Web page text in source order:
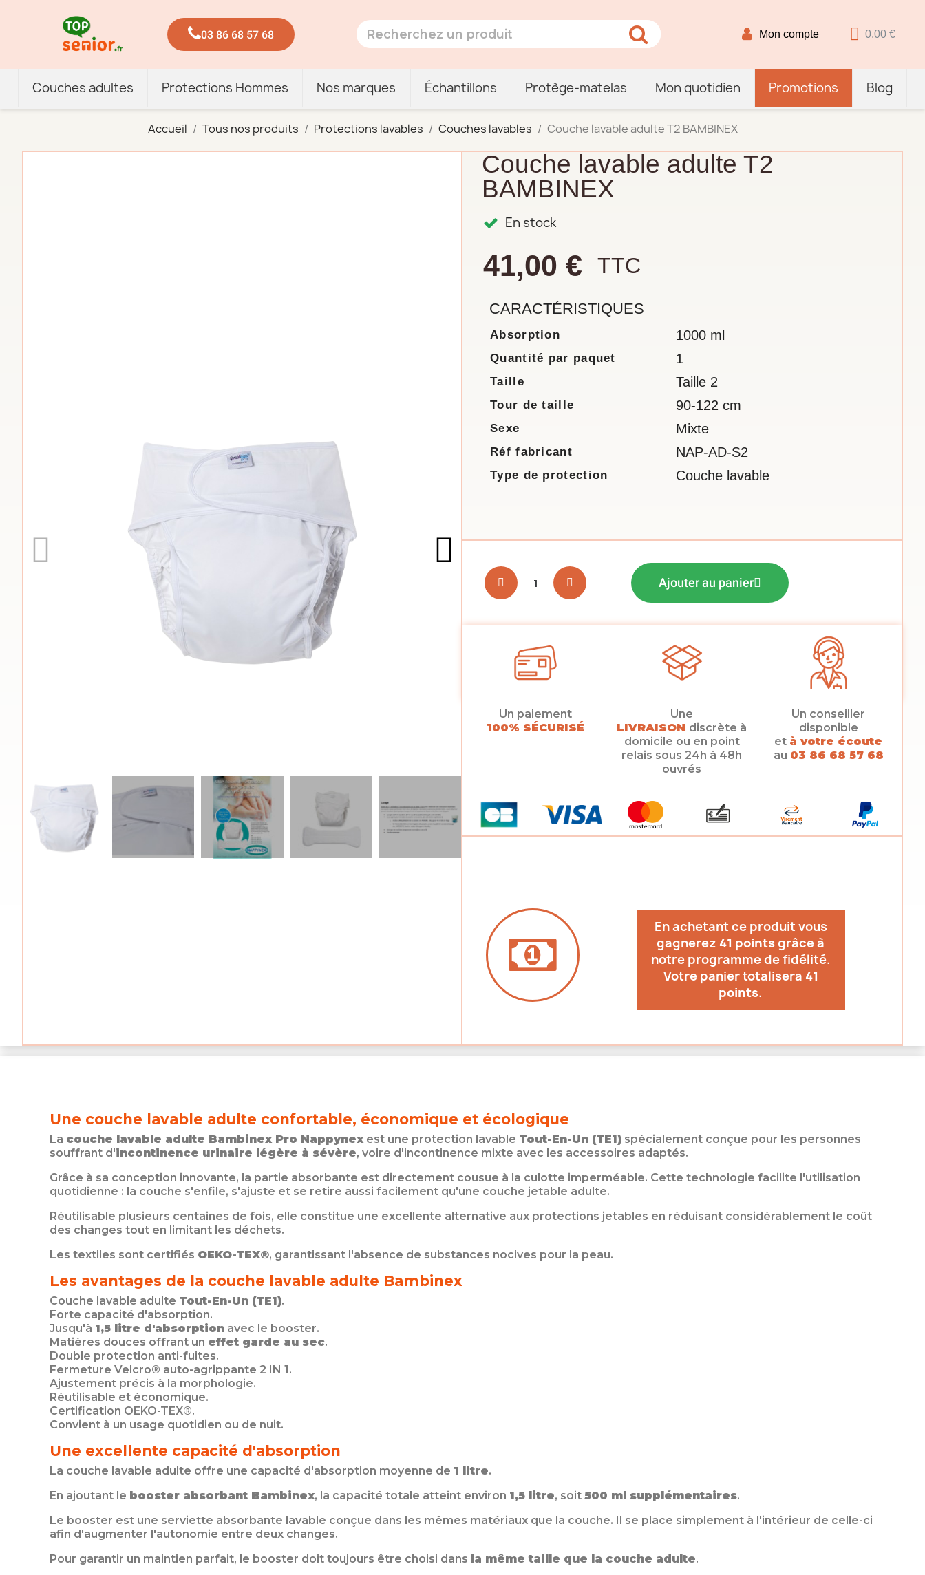
03 86 68 57 68 Mon compte 0,00 €
Couches adultes Protections Hommes Nos marques Échantillons Protège-matelas Mon quotidien Promotions Blog
Accueil Tous nos produits Protections lavables Couches lavables Couche lavable adulte T2 BAMBINEX
Couche lavable adulte T2
BAMBINEX
En stock
41,00 € TTC
CARACTÉRISTIQUES
Absorption 1000 ml
Quantité par paquet 1
Taille Taille 2
Tour de taille 90-122 cm
Sexe Mixte
Réf fabricant NAP-AD-S2
Type de protection Couche lavable
Ajouter au panier
Un paiement
100% SÉCURISÉ
Une
LIVRAISON discrète à
domicile ou en point
relais sous 24h à 48h
ouvrés
Un conseiller
disponible
et à votre écoute
au 03 86 68 57 68
En achetant ce produit vous
gagnerez 41 pointsgrâce à
notre programme de fidélité.
Votre panier totalisera 41
points.
Une couche lavable adulte confortable, économique et écologique
La couche lavable adulte Bambinex Pro Nappynexest une protection lavable Tout-En-Un (TE1) spécialement conçue pour les personnes
souffrant d'incontinence urinaire légère à sévère, voire d'incontinence mixte avec les accessoires adaptés.
Grâce à sa conception innovante, la partie absorbante est directement cousue à la culotte imperméable. Cette technologie facilite l'utilisation
quotidienne : la couche s'enfile, s'ajuste et se retire aussi facilement qu'une couche jetable adulte.
Réutilisable plusieurs centaines de fois, elle constitue une excellente alternative aux protections jetables en réduisant considérablement le coût
des changes tout en limitant les déchets.
Les textiles sont certifiés OEKO-TEX®, garantissant l'absence de substances nocives pour la peau.
Les avantages de la couche lavable adulte Bambinex
Couche lavable adulte Tout-En-Un (TE1).
Forte capacité d'absorption.
Jusqu'à 1,5 litre d'absorption avec le booster.
Matières douces offrant un effet garde au sec.
Double protection anti-fuites.
Fermeture Velcro® auto-agrippante 2 IN 1.
Ajustement précis à la morphologie.
Réutilisable et économique.
Certification OEKO-TEX®.
Convient à un usage quotidien ou de nuit.
Une excellente capacité d'absorption
La couche lavable adulte offre une capacité d'absorption moyenne de 1 litre.
En ajoutant le booster absorbant Bambinex, la capacité totale atteint environ 1,5 litre, soit 500 ml supplémentaires.
Le booster est une serviette absorbante lavable conçue dans les mêmes matériaux que la couche. Il se place simplement à l'intérieur de celle-ci
afin d'augmenter l'autonomie entre deux changes.
Pour garantir un maintien parfait, le booster doit toujours être choisi dans la même taille que la couche adulte.